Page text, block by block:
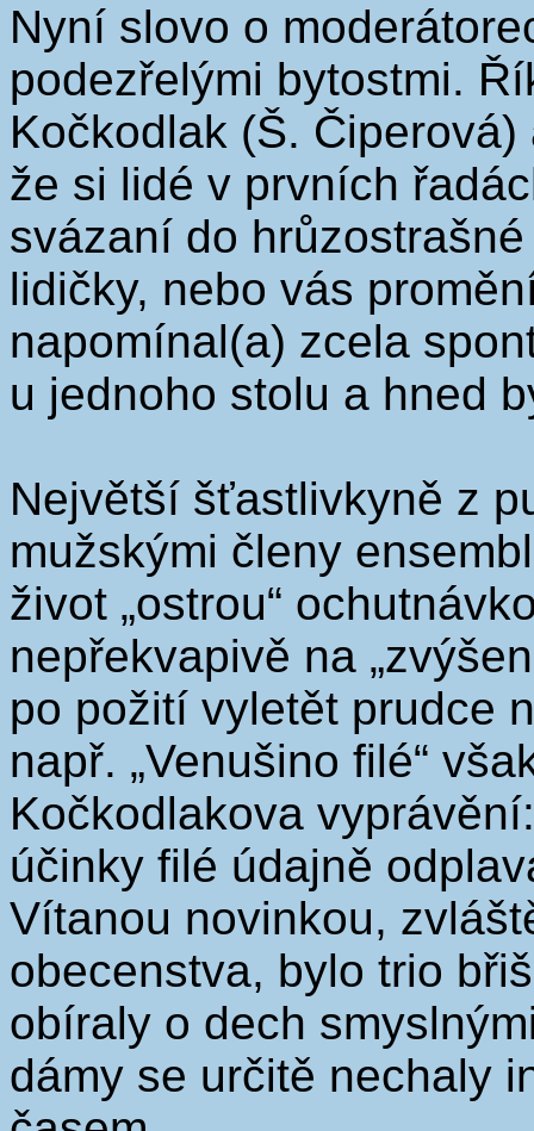
Nyní slovo o
podezřelými bytostmi.
Kočkodlak (Š.
že si lidé v prvních
svázaní do
lidičky, nebo vás
napomínal(a) zcela
u jednoho stolu a hned
Největší šťastlivkyně z
mužskými členy
život „ostrou“
nepřekvapivě na
po požití vyletět prudce
např. „Venušino filé“
Kočkodlakova
účinky filé údajně
Vítanou novinkou,
obecenstva, bylo trio
obíraly o dech
dámy se určitě nechaly